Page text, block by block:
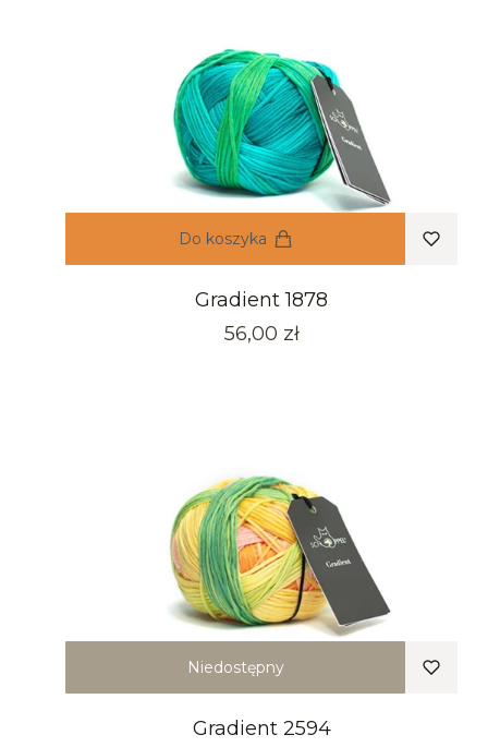
Do koszyka
Gradient 1878
Cena
56,00 zł
Niedostępny
Gradient 2594